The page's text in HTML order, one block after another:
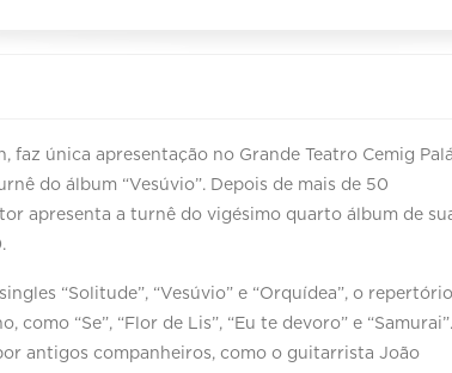
faz única apresentação no Grande Teatro Cemig
do álbum “Vesúvio”. Depois de mais de 50
apresenta a turnê do vigésimo quarto álbum de
“Solitude”, “Vesúvio” e “Orquídea”, o
“Se”, “Flor de Lis”, “Eu te devoro” e “Samurai”.
antigos companheiros, como o guitarrista João